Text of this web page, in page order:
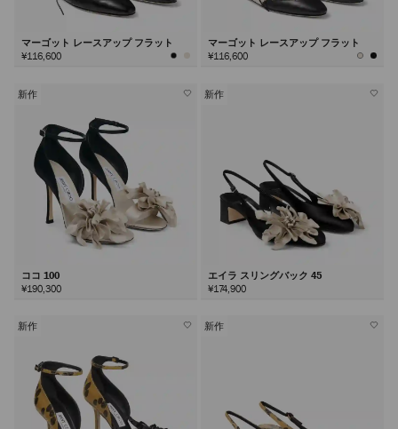
マーゴット レースアップ フラット
¥116,600
マーゴット レースアップ フラット
¥116,600
新作
ココ 100
¥190,300
新作
エイラ スリングバック 45
¥174,900
新作 新作